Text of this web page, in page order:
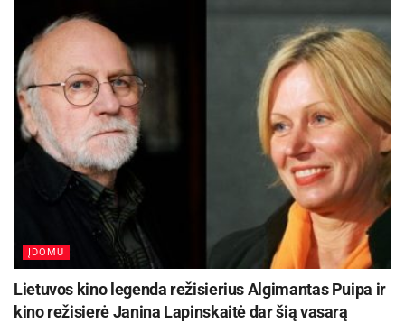
Kėdainių kultūros centras organizuoja
pavėžėjimą prie kėdainiečių pastatyto kryžiaus
Baltijos kelyje
2026-08-05
Biržuose vyko tradicinė miesto šventė „Biržai –
sostinė mano“
2026-08-05
ĮDOMU
Lietuvos kino legenda režisierius Algimantas Puipa ir
kino režisierė Janina Lapinskaitė dar šią vasarą